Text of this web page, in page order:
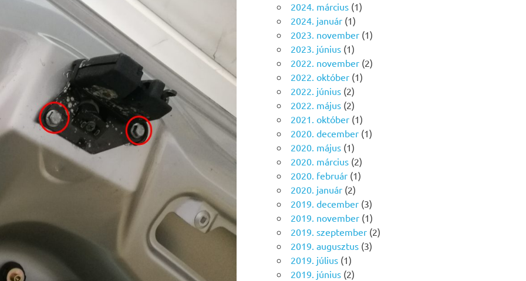
2024. március (1)
2024. január (1)
2023. november (1)
2023. június (1)
2022. november (2)
2022. október (1)
2022. június (2)
2022. május (2)
2021. október (1)
2020. december (1)
2020. május (1)
2020. március (2)
2020. február (1)
2020. január (2)
2019. december (3)
2019. november (1)
2019. szeptember (2)
2019. augusztus (3)
2019. július (1)
2019. június (2)